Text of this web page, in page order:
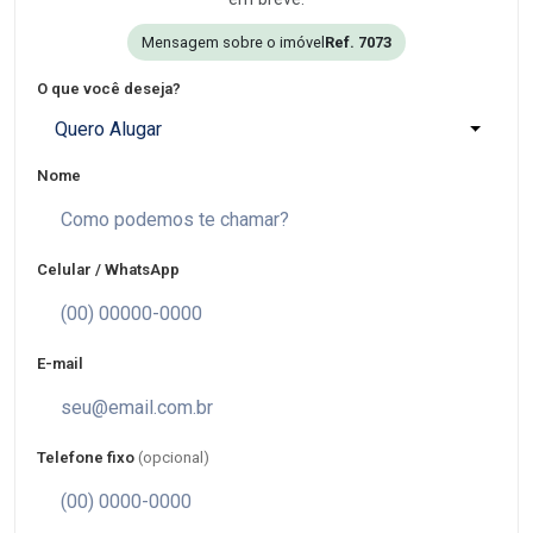
Mensagem sobre o imóvel Ref. 7073
O que você deseja?
Quero Alugar
Nome
Celular / WhatsApp
E-mail
Telefone fixo (opcional)